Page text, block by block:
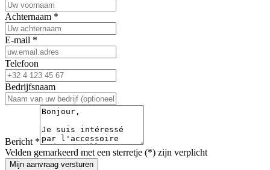
Achternaam *
E-mail *
Telefoon
Bedrijfsnaam
Bericht *
Velden gemarkeerd met een sterretje (*) zijn verplicht
Mijn aanvraag versturen